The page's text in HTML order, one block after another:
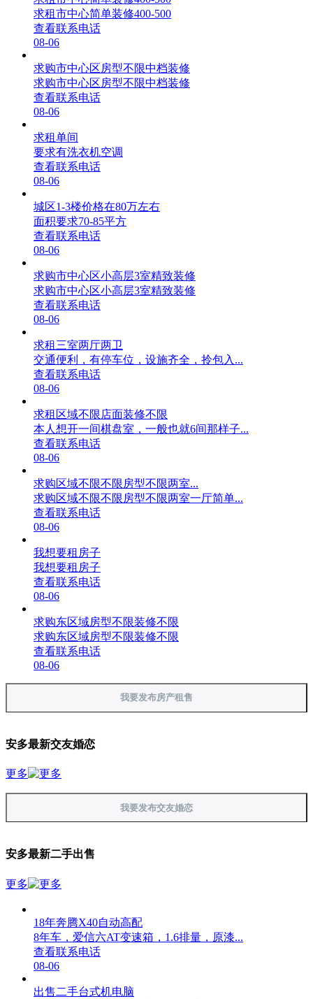
求租市中心简单装修400-500
查看联系电话
08-06
求购市中心区房型不限中档装修
求购市中心区房型不限中档装修
查看联系电话
08-06
求租单间
要求有洗衣机空调
查看联系电话
08-06
城区1-3楼价格在80万左右
面积要求70-85平方
查看联系电话
08-06
求购市中心区小高层3室精致装修
求购市中心区小高层3室精致装修
查看联系电话
08-06
求租三室两厅两卫
交通便利，有停车位，设施齐全，拎包入...
查看联系电话
08-06
求租区域不限店面装修不限
本人想开一间棋盘室，一般也就6间那样子...
查看联系电话
08-06
求购区域不限不限房型不限两室...
求购区域不限不限房型不限两室一厅简单...
查看联系电话
08-06
我想要租房子
我想要租房子
查看联系电话
08-06
求购东区域房型不限装修不限
求购东区域房型不限装修不限
查看联系电话
08-06
我要发布房产租售
安多最新交友婚恋
更多
我要发布交友婚恋
安多最新二手出售
更多
18年奔腾X40自动高配
8年车，爱信六AT变速箱，1.6排量，原漆...
查看联系电话
08-06
出售二手台式机电脑